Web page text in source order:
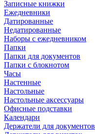
Записные книжки
Ежедневники
Датированные
Недатированные
Наборы с ежедневником
Папки
Папки для документов
Папки с блокнотом
Часы
Настенные
Настольные
Настольные аксессуары
Офисные подставки
Календари
Держатели для документов